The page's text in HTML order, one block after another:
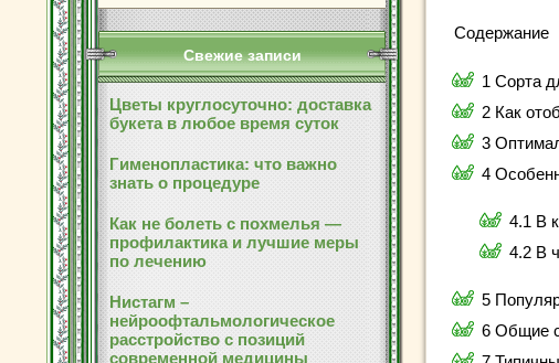
Свежие записи
Цветы круглосуточно: доставка
букета в любое время суток
Гименопластика: что важно
знать о процедуре
Как не болеть с похмелья —
профилактика и лучшие меры
по лечению
Нистагм –
нейроофтальмологическое
расстройство с позиций
современной медицины
Содержание
1 Сорта
2 Как
3
4
4.1 В
4.2 В
5
6 Общие